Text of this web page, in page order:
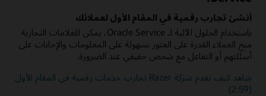
قم بزيادة مستوى مساعدك الرقمي عن طريق إضافة مهارات مسبقة
الإنشاء من مكتبة المهارات أو إنشاء مهاراتك الخاصة باستخدام أحد
قوالب المهارات المتوفرة المتعددة. تستخدم المهارات محرك تعلم عميق
متعدد اللغات NLP ومحرك تدفق حوار قوي ومكونات تكامل للاتصال
بالأنظمة الخلفية مثل ERP وسلسلة التوريد وCRM.
التوجيه "كوكيل"
يمكنك تحديد قواعد الأعمال وإطلاقها لتحديد استفسارات العملاء التي
أو سؤال محدد. احتفظ بالسياق الكامل وسجل المحادثة للاستغناء عن
حاجة العملاء إلى تكرار أنفسهم عند إشراك فريق الخدمة لديك.
دعم الاستفسارات المتواصلة الأكثر تعقيدًا
تتيح لك المحادثة غير المتزامنة ترحيل السياق والتاريخ من تفاعل مرتبط
إلى التفاعل التالي عبر جميع قنوات الاتصال.
تعزيز إنتاجية الوكلاء
أنشئ تجارب رقمية في المقام الأول لعملائك
باستخدام الحلول الآلية لـ Oracle Service، يمكن للعلامات التجارية
منح العملاء القدرة على العثور بسهولة على المعلومات والإجابات على
أسئلتهم أو التفاعل مع شخص حقيقي عند الضرورة.
شاهد كيف تقدم شركة Razer تجارب خدمات رقمية في المقام الأول
(2:59)